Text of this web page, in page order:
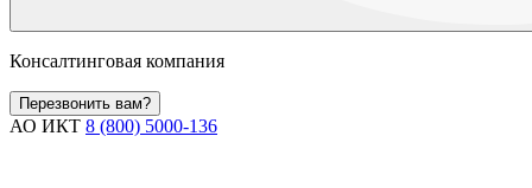
Консалтинговая компания
Перезвонить вам?
АО ИКТ 8 (800) 5000-136